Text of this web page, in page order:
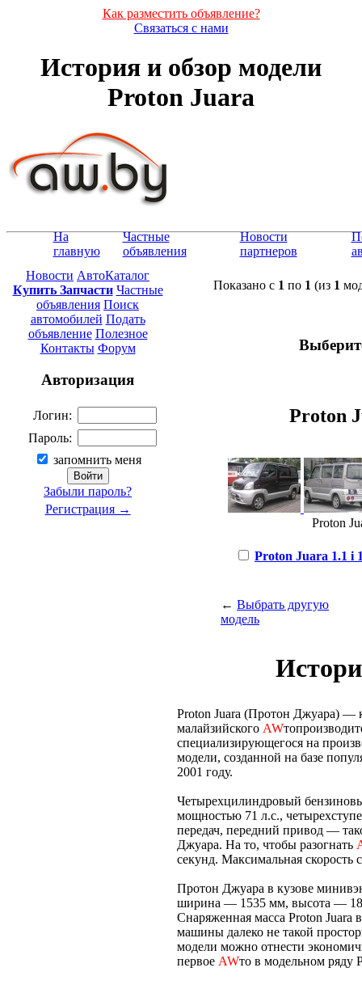
Как разместить объявление?
Связаться с нами
История и обзор модели
Proton Juara
На
главную
Частные
объявления
Новости
партнеров
Новости АвтоКаталог
Купить Запчасти Частные
объявления Поиск
автомобилей Подать
объявление Полезное
Контакты Форум
Авторизация
Логин:
Пароль:
запомнить меня
Забыли пароль?
Регистрация →
Показано с 1 по 1 (из 1
Proton
Proton
Proton Juara 1.1 i
← Выбрать другую
модель
Proton Juara (Протон Джуара) —
малайзийского AW
специализирующегося на
модели, созданной на базе
2001 году.
Четырехцилиндровый
мощностью 71 л.с.,
передач, передний привод —
Джуара. На то, чтобы разогнать
секунд. Максимальная скорость
Протон Джуара в кузове
ширина — 1535 мм, высота —
Снаряженная масса Proton Juara
машины далеко не такой
модели можно отнести
первое AWто в модельном ряду